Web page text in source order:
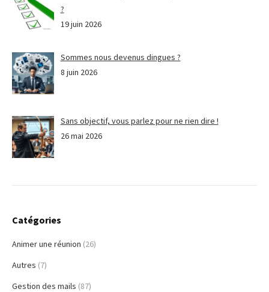
?
19 juin 2026
Sommes nous devenus dingues ?
8 juin 2026
Sans objectif, vous parlez pour ne rien dire !
26 mai 2026
Catégories
Animer une réunion (26)
Autres (7)
Gestion des mails (87)